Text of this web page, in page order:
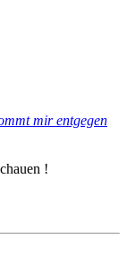
mir entgegen
!